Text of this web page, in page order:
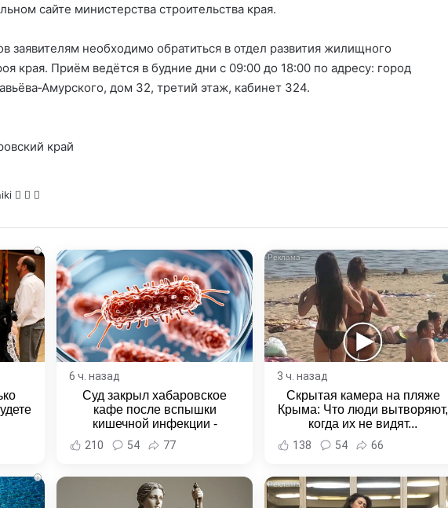
сайте министерства строительства края.
заявителям необходимо обратиться в отдел развития жилищного
края. Приём ведётся в будние дни с 09:00 до 18:00 по адресу: город
дом 32, третий этаж, кабинет 324.
край
WhatsApp
Telegram
Email
i
6 ч. назад
Суд закрыл хабаровское
кафе после вспышки
кишечной инфекции -
Новости Хабаровска и
Хабаровского края
210 54 77
3 ч. назад
Скрытая камера на пляже
Крыма: Что люди вытворяют,
когда их не видят...
138 54 66
i